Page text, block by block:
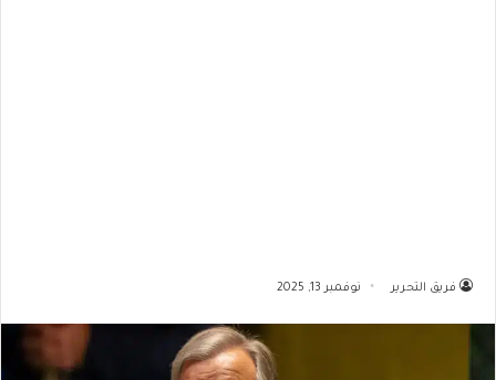
فريق التحرير نوفمبر 13, 2025